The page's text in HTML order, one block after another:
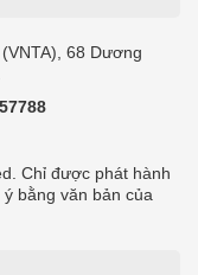
68 Dương
Chỉ được phát hành
bằng văn bản của